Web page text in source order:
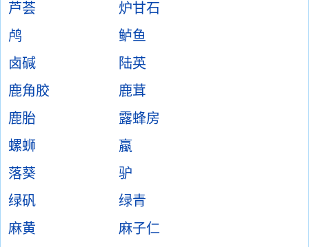
芦荟
炉甘石
鸬
鲈鱼
卤碱
陆英
鹿角胶
鹿茸
鹿胎
露蜂房
螺蛳
蠃
落葵
驴
绿矾
绿青
麻黄
麻子仁